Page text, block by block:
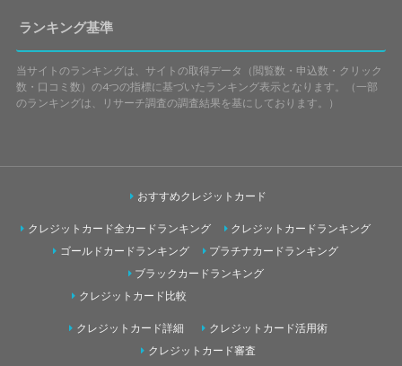
ランキング基準
当サイトのランキングは、サイトの取得データ（閲覧数・申込数・クリック
数・口コミ数）の4つの指標に基づいたランキング表示となります。（一部
のランキングは、リサーチ調査の調査結果を基にしております。）
おすすめクレジットカード
クレジットカード全カードランキング
クレジットカードランキング
ゴールドカードランキング
プラチナカードランキング
ブラックカードランキング
クレジットカード比較
クレジットカード詳細
クレジットカード活用術
クレジットカード審査